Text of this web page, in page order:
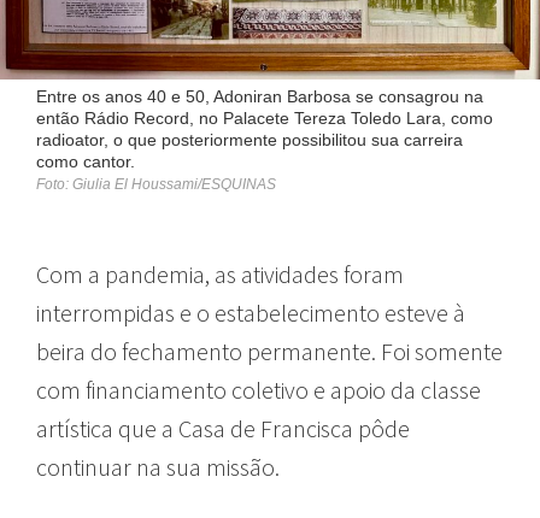
Entre os anos 40 e 50, Adoniran Barbosa se consagrou na
então Rádio Record, no Palacete Tereza Toledo Lara, como
radioator, o que posteriormente possibilitou sua carreira
como cantor.
Foto: Giulia El Houssami/ESQUINAS
Com a pandemia, as atividades foram
interrompidas e o estabelecimento esteve à
beira do fechamento permanente. Foi somente
com financiamento coletivo e apoio da classe
artística que a Casa de Francisca pôde
continuar na sua missão.